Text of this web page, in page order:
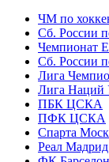
ЧМ по
Сб. России
Чемпионат
Сб. России
Лига
Лига
ПБК ЦСКА
ПФК ЦСКА
Спарта
Реал Мадрид